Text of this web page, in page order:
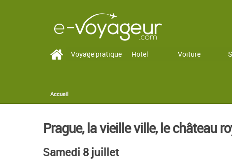
Vol Hotel Voiture
Voyage pratique
You are here
Accueil
Prague, la vieille ville, le château
Samedi 8 juillet